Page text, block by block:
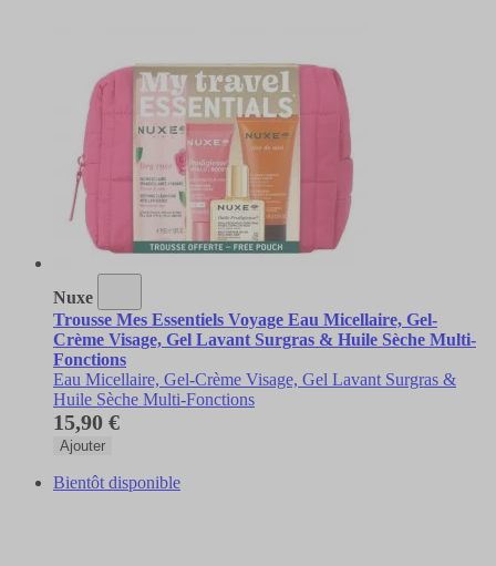
Nuxe
Trousse Mes Essentiels Voyage Eau Micellaire, Gel-
Crème Visage, Gel Lavant Surgras & Huile Sèche Multi-
Fonctions
Eau Micellaire, Gel-Crème Visage, Gel Lavant Surgras &
Huile Sèche Multi-Fonctions
15,90 €
Ajouter
Bientôt disponible